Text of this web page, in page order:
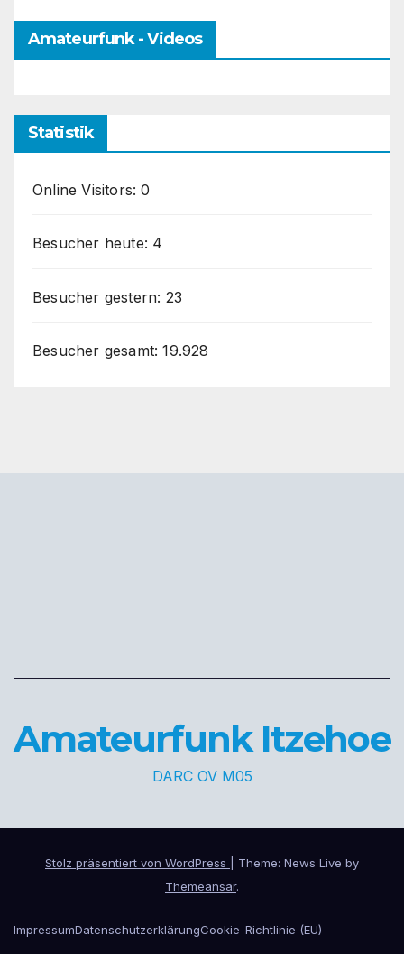
Amateurfunk - Videos
Statistik
Online Visitors:0
Besucher heute: 4
Besucher gestern: 23
Besucher gesamt:19.928
Amateurfunk Itzehoe
DARC OV M05
Stolz präsentiert von WordPress
Theme: News Live by
Themeansar.
ImpressumDatenschutzerklärungCookie-Richtlinie (EU)